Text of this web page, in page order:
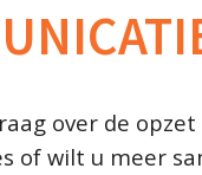
over de
of wilt u meer